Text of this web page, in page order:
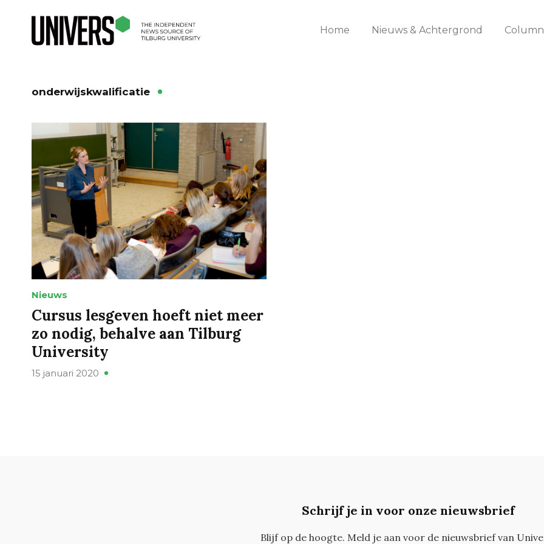
Home Nieuws & Achtergrond
onderwijskwalificatie
Nieuws
Cursus lesgeven hoeft niet meer
zo nodig, behalve aan Tilburg
University
15 januari 2020
Schrijf je in voor onze nieuwsbrief
Blijf op de hoogte. Meld je aan voor de nieuwsbrief van